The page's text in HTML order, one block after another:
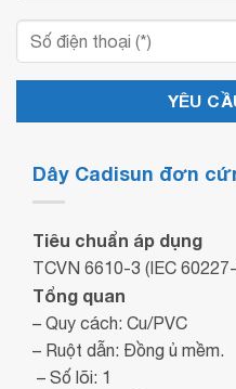
Dây Cadisun đơn
Tiêu chuẩn áp dụng
TCVN 6610-3 (IEC
Tổng quan
– Quy cách: Cu/PVC
– Ruột dẫn: Đồng ủ mềm.
– Số lõi: 1